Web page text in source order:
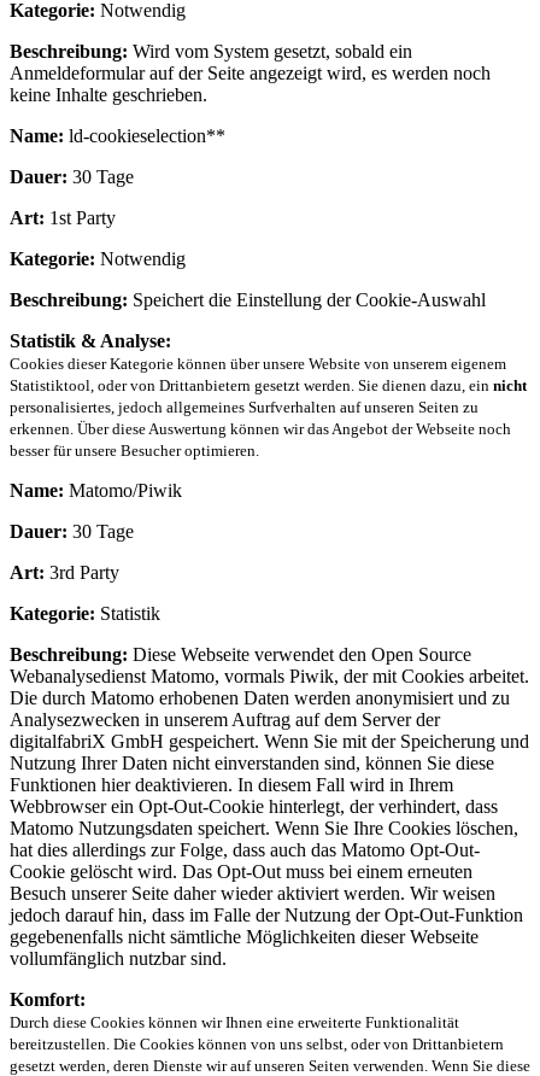
Kategorie: Notwendig
Beschreibung: Wird vom System gesetzt, sobald ein
Anmeldeformular auf der Seite angezeigt wird, es werden noch
keine Inhalte geschrieben.
Name: ld-cookieselection**
Dauer: 30 Tage
Art: 1st Party
Kategorie: Notwendig
Beschreibung: Speichert die Einstellung der Cookie-Auswahl
Statistik & Analyse:
Cookies dieser Kategorie können über unsere Website von unserem eigenem
Statistiktool, oder von Drittanbietern gesetzt werden. Sie dienen dazu, ein nicht
personalisiertes, jedoch allgemeines Surfverhalten auf unseren Seiten zu
erkennen. Über diese Auswertung können wir das Angebot der Webseite noch
besser für unsere Besucher optimieren.
Name: Matomo/Piwik
Dauer: 30 Tage
Art: 3rd Party
Kategorie: Statistik
Beschreibung: Diese Webseite verwendet den Open Source
Webanalysedienst Matomo, vormals Piwik, der mit Cookies arbeitet.
Die durch Matomo erhobenen Daten werden anonymisiert und zu
Analysezwecken in unserem Auftrag auf dem Server der
digitalfabriX GmbH gespeichert. Wenn Sie mit der Speicherung und
Nutzung Ihrer Daten nicht einverstanden sind, können Sie diese
Funktionen hier deaktivieren. In diesem Fall wird in Ihrem
Webbrowser ein Opt-Out-Cookie hinterlegt, der verhindert, dass
Matomo Nutzungsdaten speichert. Wenn Sie Ihre Cookies löschen,
hat dies allerdings zur Folge, dass auch das Matomo Opt-Out-
Cookie gelöscht wird. Das Opt-Out muss bei einem erneuten
Besuch unserer Seite daher wieder aktiviert werden. Wir weisen
jedoch darauf hin, dass im Falle der Nutzung der Opt-Out-Funktion
gegebenenfalls nicht sämtliche Möglichkeiten dieser Webseite
vollumfänglich nutzbar sind.
Komfort:
Durch diese Cookies können wir Ihnen eine erweiterte Funktionalität
bereitzustellen. Die Cookies können von uns selbst, oder von Drittanbietern
gesetzt werden, deren Dienste wir auf unseren Seiten verwenden. Wenn Sie diese